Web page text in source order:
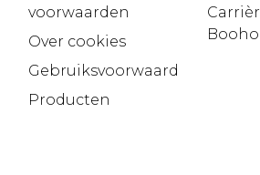
voorwaarden
Over cookies
Gebruiksvoorwaarden
Producten